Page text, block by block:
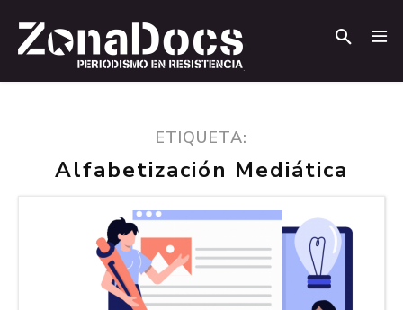
ETIQUETA:
Alfabetización Mediática